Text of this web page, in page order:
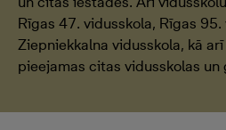
Rīgas 47. vidusskola, Rīgas
Ziepniekkalna vidusskola, kā
pieejamas citas vidusskolas un